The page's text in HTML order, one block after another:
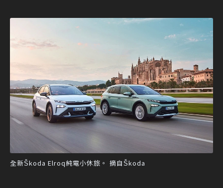
全新Škoda Elroq純電小休旅。 摘自Škoda